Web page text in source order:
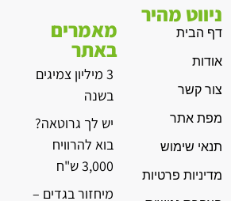
ניווט מהיר
דף הבית
אודות
צור קשר
מפת אתר
תנאי שימוש
מדיניות פרטיות
מאמרים
באתר
3 מיליון צמיגים
בשנה
יש לך גרוטאה?
בוא להרוויח
3,000 ש"ח
מיחזור בגדים –